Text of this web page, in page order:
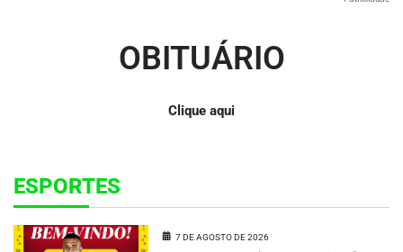
OBITUÁRIO
Clique aqui
ESPORTES
7 DE AGOSTO DE 2026